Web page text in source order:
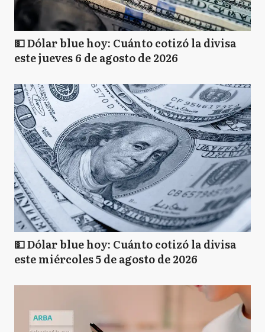
💵 Dólar blue hoy: Cuánto cotizó la divisa
este jueves 6 de agosto de 2026
💵 Dólar blue hoy: Cuánto cotizó la divisa
este miércoles 5 de agosto de 2026